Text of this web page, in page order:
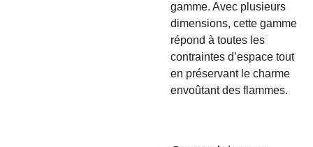
gamme. Avec plusieurs
dimensions, cette gamme
répond à toutes les
contraintes d’espace tout
en préservant le charme
envoûtant des flammes.